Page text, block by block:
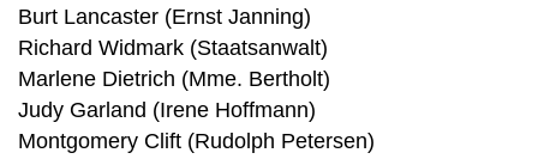
Burt Lancaster (Ernst Janning)
Richard Widmark (Staatsanwalt)
Marlene Dietrich (Mme. Bertholt)
Judy Garland (Irene Hoffmann)
Montgomery Clift (Rudolph Petersen)